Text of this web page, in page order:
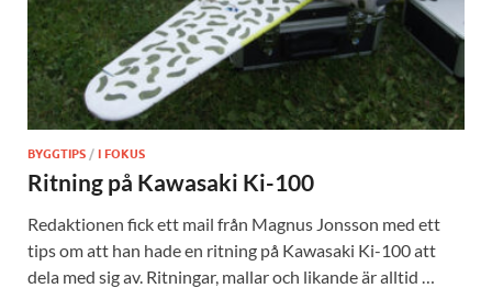
BYGGTIPS / I FOKUS
Ritning på Kawasaki Ki-100
Redaktionen fick ett mail från Magnus Jonsson med ett
tips om att han hade en ritning på Kawasaki Ki-100 att
dela med sig av. Ritningar, mallar och likande är alltid …